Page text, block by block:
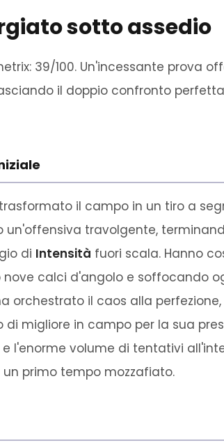
sotto assedio
39/100. Un'incessante prova
il doppio confronto
il campo in un tiro a
travolgente,
di Intensità fuori scala. Hanno
calci d'angolo e soffocando
orchestrato il caos alla
migliore in campo per la sua
l'enorme volume di tentativi
primo tempo mozzafiato.